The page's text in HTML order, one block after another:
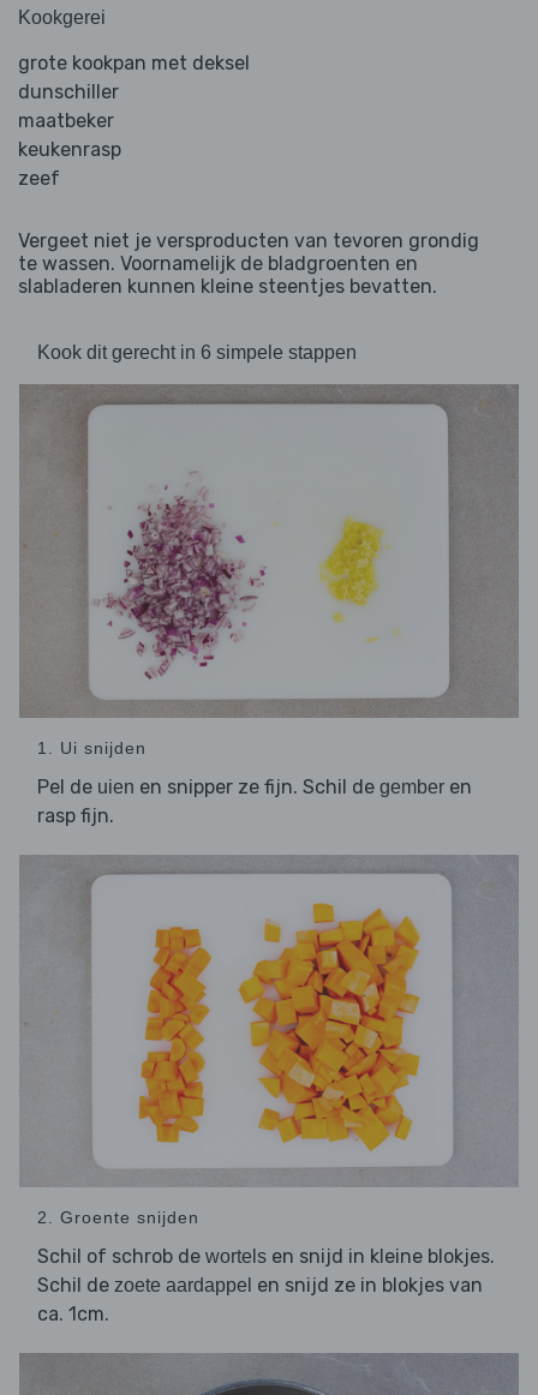
Kookgerei
grote kookpan met deksel
dunschiller
maatbeker
keukenrasp
zeef
Vergeet niet je versproducten van tevoren grondig
te wassen. Voornamelijk de bladgroenten en
slabladeren kunnen kleine steentjes bevatten.
Kook dit gerecht in 6 simpele stappen
1. Ui snijden
Pel de uien en snipper ze fijn. Schil de gember en
rasp fijn.
2. Groente snijden
Schil of schrob de wortels en snijd in kleine blokjes.
Schil de zoete aardappel en snijd ze in blokjes van
ca. 1cm.